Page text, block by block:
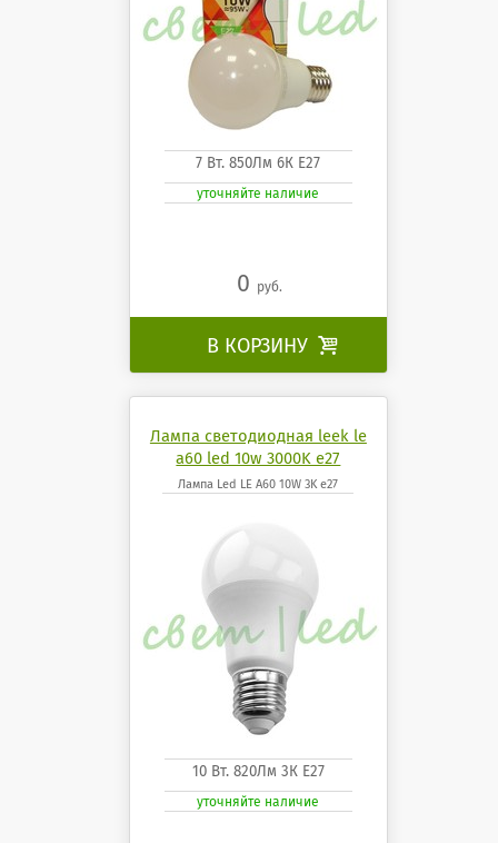
7 Вт. 850Лм 6К Е27
уточняйте наличие
0 руб.
В КОРЗИНУ 
Лампа светодиодная leek le
a60 led 10w 3000K e27
Лампа Led LE A60 10W 3K e27
10 Вт. 820Лм 3К Е27
уточняйте наличие